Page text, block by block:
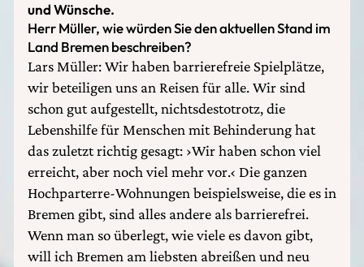
und Wünsche.
Herr Müller, wie würden Sie den aktuellen Stand im
Land Bremen beschreiben?
Lars Müller: Wir haben barrierefreie Spielplätze,
wir beteiligen uns an Reisen für alle. Wir sind
schon gut aufgestellt, nichtsdestotrotz, die
Lebenshilfe für Menschen mit Behinderung hat
das zuletzt richtig gesagt: ›Wir haben schon viel
erreicht, aber noch viel mehr vor.‹ Die ganzen
Hochparterre-Wohnungen beispielsweise, die es in
Bremen gibt, sind alles andere als barrierefrei.
Wenn man so überlegt, wie viele es davon gibt,
will ich Bremen am liebsten abreißen und neu